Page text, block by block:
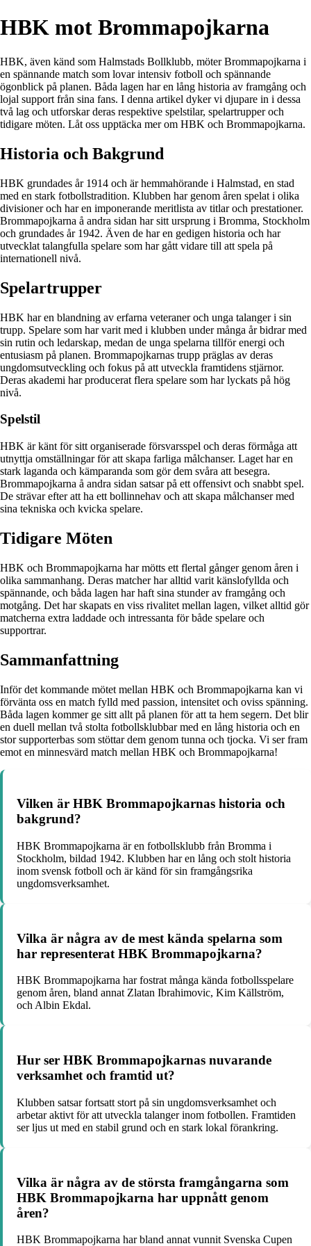
HBK mot Brommapojkarna
HBK, även känd som Halmstads Bollklubb, möter Brommapojkarna i
en spännande match som lovar intensiv fotboll och spännande
ögonblick på planen. Båda lagen har en lång historia av framgång och
lojal support från sina fans. I denna artikel dyker vi djupare in i dessa
två lag och utforskar deras respektive spelstilar, spelartrupper och
tidigare möten. Låt oss upptäcka mer om HBK och Brommapojkarna.
Historia och Bakgrund
HBK grundades år 1914 och är hemmahörande i Halmstad, en stad
med en stark fotbollstradition. Klubben har genom åren spelat i olika
divisioner och har en imponerande meritlista av titlar och prestationer.
Brommapojkarna å andra sidan har sitt ursprung i Bromma, Stockholm
och grundades år 1942. Även de har en gedigen historia och har
utvecklat talangfulla spelare som har gått vidare till att spela på
internationell nivå.
Spelartrupper
HBK har en blandning av erfarna veteraner och unga talanger i sin
trupp. Spelare som har varit med i klubben under många år bidrar med
sin rutin och ledarskap, medan de unga spelarna tillför energi och
entusiasm på planen. Brommapojkarnas trupp präglas av deras
ungdomsutveckling och fokus på att utveckla framtidens stjärnor.
Deras akademi har producerat flera spelare som har lyckats på hög
nivå.
Spelstil
HBK är känt för sitt organiserade försvarsspel och deras förmåga att
utnyttja omställningar för att skapa farliga målchanser. Laget har en
stark laganda och kämparanda som gör dem svåra att besegra.
Brommapojkarna å andra sidan satsar på ett offensivt och snabbt spel.
De strävar efter att ha ett bollinnehav och att skapa målchanser med
sina tekniska och kvicka spelare.
Tidigare Möten
HBK och Brommapojkarna har mötts ett flertal gånger genom åren i
olika sammanhang. Deras matcher har alltid varit känslofyllda och
spännande, och båda lagen har haft sina stunder av framgång och
motgång. Det har skapats en viss rivalitet mellan lagen, vilket alltid gör
matcherna extra laddade och intressanta för både spelare och
supportrar.
Sammanfattning
Inför det kommande mötet mellan HBK och Brommapojkarna kan vi
förvänta oss en match fylld med passion, intensitet och oviss spänning.
Båda lagen kommer ge sitt allt på planen för att ta hem segern. Det blir
en duell mellan två stolta fotbollsklubbar med en lång historia och en
stor supporterbas som stöttar dem genom tunna och tjocka. Vi ser fram
emot en minnesvärd match mellan HBK och Brommapojkarna!
Vilken är HBK Brommapojkarnas historia och
bakgrund?
HBK Brommapojkarna är en fotbollsklubb från Bromma i
Stockholm, bildad 1942. Klubben har en lång och stolt historia
inom svensk fotboll och är känd för sin framgångsrika
ungdomsverksamhet.
Vilka är några av de mest kända spelarna som
har representerat HBK Brommapojkarna?
HBK Brommapojkarna har fostrat många kända fotbollsspelare
genom åren, bland annat Zlatan Ibrahimovic, Kim Källström,
och Albin Ekdal.
Hur ser HBK Brommapojkarnas nuvarande
verksamhet och framtid ut?
Klubben satsar fortsatt stort på sin ungdomsverksamhet och
arbetar aktivt för att utveckla talanger inom fotbollen. Framtiden
ser ljus ut med en stabil grund och en stark lokal förankring.
Vilka är några av de största framgångarna som
HBK Brommapojkarna har uppnått genom
åren?
HBK Brommapojkarna har bland annat vunnit Svenska Cupen